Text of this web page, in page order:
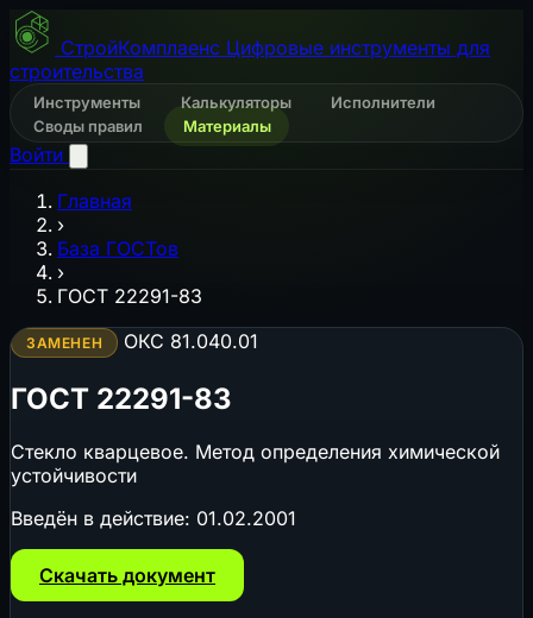
СтройКомплаенс Цифровые инструменты для
строительства
Инструменты Калькуляторы
Исполнители
Своды правил
Материалы
Войти
Главная
›
База ГОСТов
›
ГОСТ 22291-83
ЗАМЕНЕН ОКС 81.040.01
ГОСТ 22291-83
Стекло кварцевое. Метод определения химической
устойчивости
Введён в действие: 01.02.2001
Скачать документ